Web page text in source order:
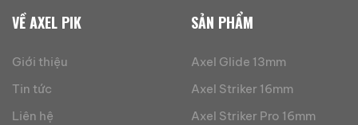
VỀ AXEL PIK
Giới thiệu
Tin tức
Liên hệ
SẢN PHẨM
Axel Glide 13mm
Axel Striker 16mm
Axel Striker Pro 16mm